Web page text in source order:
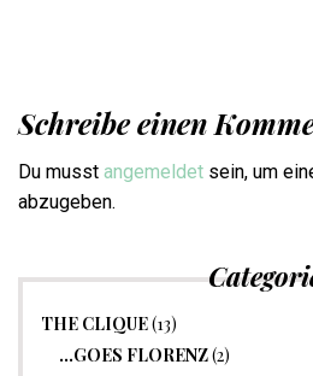
Schreibe einen
Du musst angemeldet sein, um
abzugeben.
THE CLIQUE(13)
…GOES FLORENZ(2)